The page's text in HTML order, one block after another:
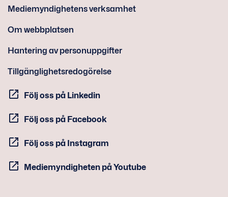
Mediemyndighetens verksamhet
Om webbplatsen
Hantering av personuppgifter
Tillgänglighetsredogörelse
Följ oss på Linkedin
Följ oss på Facebook
Följ oss på Instagram
Mediemyndigheten på Youtube